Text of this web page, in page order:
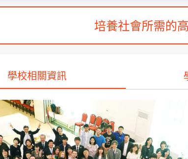
培養社會所需的
學校相關資訊